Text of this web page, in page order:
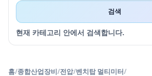
검색
현재 카테고리 안에서 검색합니다.
홈/종합산업장비/전압/벤치탑 멀티미터/